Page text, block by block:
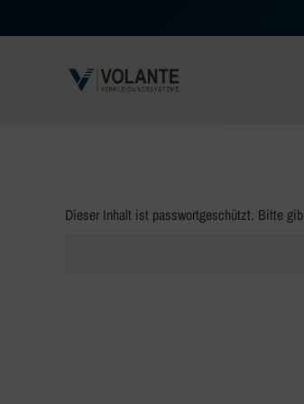
Dieser Inhalt ist passwortgeschützt. Bitte